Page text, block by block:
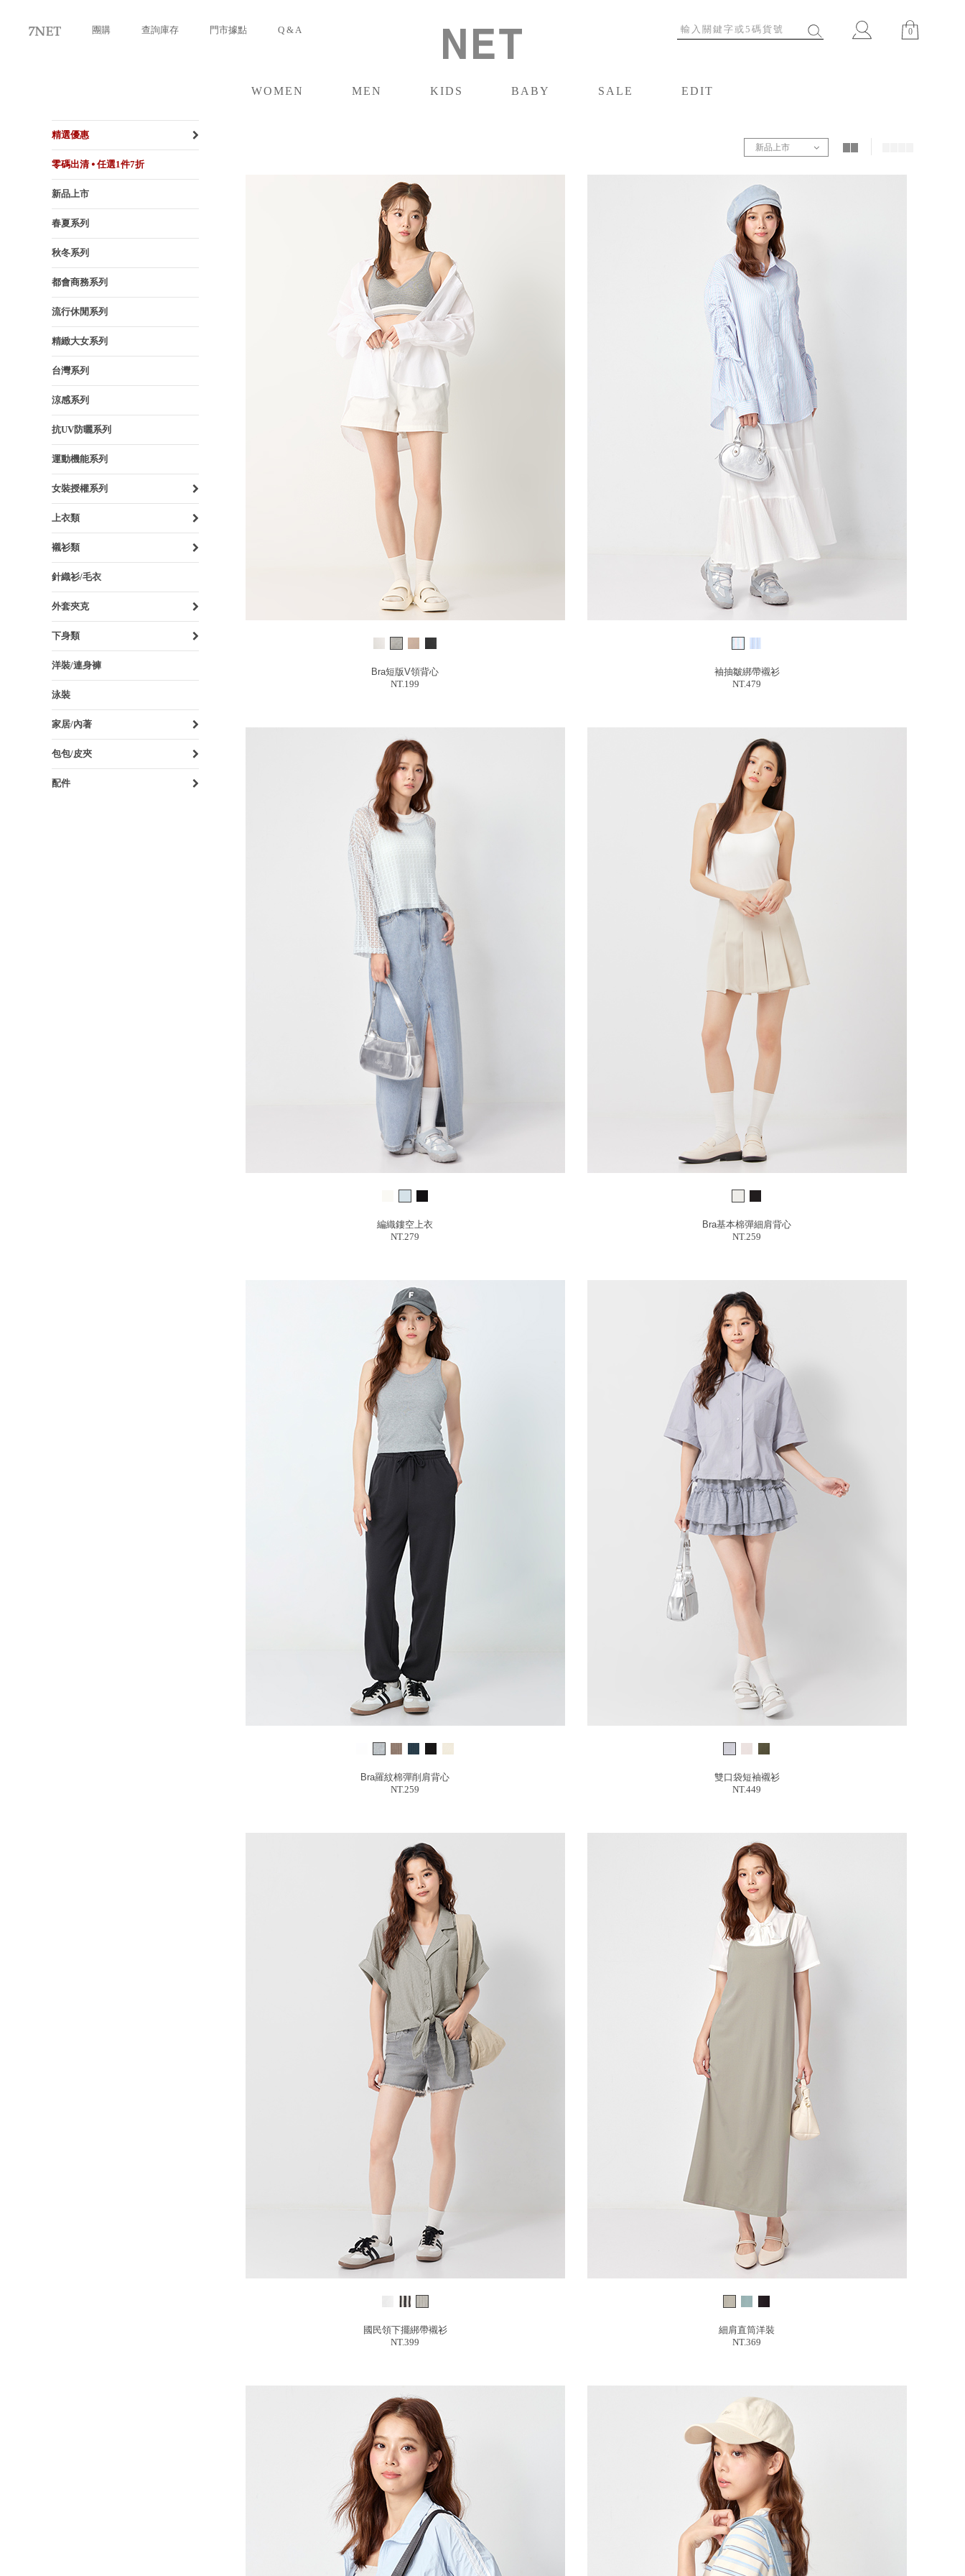
團購 查詢庫存 門市據點 Q & A 0
WOMEN
MEN
KIDS
BABY
SALE
EDIT
精選優惠
零碼出清 ⦁ 任選1件7折
新品上市
春夏系列
秋冬系列
都會商務系列
流行休閒系列
精緻大女系列
台灣系列
涼感系列
抗UV防曬系列
運動機能系列
女裝授權系列
上衣類
襯衫類
針織衫/毛衣
外套夾克
下身類
洋裝/連身褲
泳裝
家居/內著
包包/皮夾
配件
新品上市
Bra短版V領背心
NT.199
袖抽皺綁帶襯衫
NT.479
編織鏤空上衣
NT.279
Bra基本棉彈細肩背心
NT.259
Bra羅紋棉彈削肩背心
NT.259
雙口袋短袖襯衫
NT.449
國民領下擺綁帶襯衫
NT.399
細肩直筒洋裝
NT.369